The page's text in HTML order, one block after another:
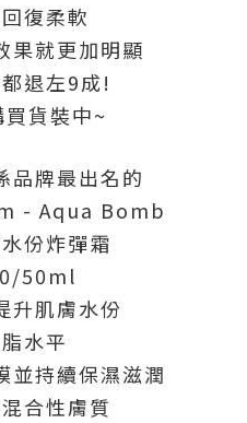
復柔軟
果就更加明顯
退左9成!
貨裝中~
品牌最出名的
- Aqua Bomb
份炸彈霜
50ml
升肌膚水份
水平
並持續保濕滋潤
合性膚質